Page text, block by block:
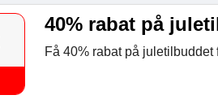
40% rabat på
Få 40% rabat på juletilbuddet